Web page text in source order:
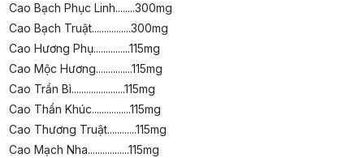
Cao Bạch Phục Linh........300mg
Cao Bạch Truật................300mg
Cao Hương Phụ...............115mg
Cao Mộc Hương...............115mg
Cao Trần Bì......................115mg
Cao Thần Khúc................115mg
Cao Thương Truật............115mg
Cao Mạch Nha.................115mg